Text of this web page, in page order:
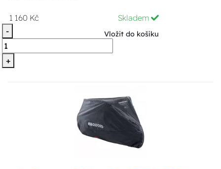
1 160 Kč
Skladem
-
+
Vložit do košíku